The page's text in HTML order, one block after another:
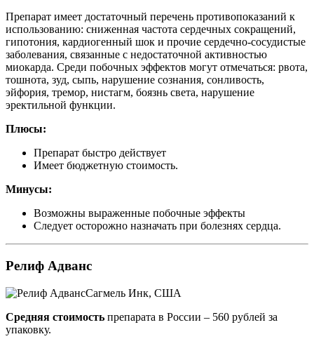
Препарат имеет достаточный перечень противопоказаний к
использованию: сниженная частота сердечных сокращений,
гипотония, кардиогенный шок и прочие сердечно-сосудистые
заболевания, связанные с недостаточной активностью
миокарда. Среди побочных эффектов могут отмечаться: рвота,
тошнота, зуд, сыпь, нарушение сознания, сонливость,
эйфория, тремор, нистагм, боязнь света, нарушение
эректильной функции.
Плюсы:
Препарат быстро действует
Имеет бюджетную стоимость.
Минусы:
Возможны выраженные побочные эффекты
Следует осторожно назначать при болезнях сердца.
Релиф Адванс
Сагмель Инк, США
Средняя стоимость препарата в России – 560 рублей за
упаковку.